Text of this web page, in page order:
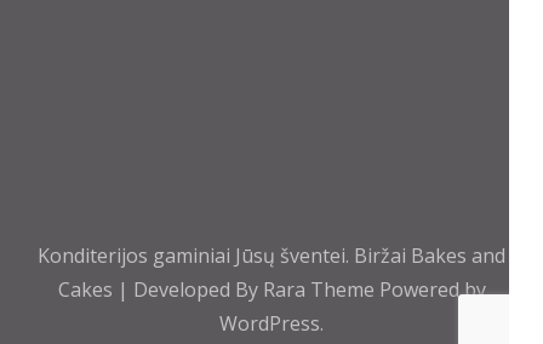
Konditerijos gaminiai Jūsų šventei. Biržai Bakes and
Cakes | Developed By Rara Theme Powered by
WordPress.